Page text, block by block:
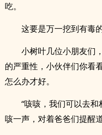
吃。
这要是万一挖到有毒
小树叶几位小朋友们
的严重性，小伙伴们你看
怎么办才好。
“咳咳，我们可以去
咳一声，对着爸爸们提醒道